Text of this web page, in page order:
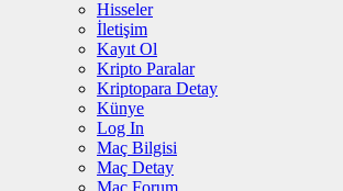
Hisseler
İletişim
Kayıt Ol
Kripto Paralar
Kriptopara Detay
Künye
Log In
Maç Bilgisi
Maç Detay
Maç Forum